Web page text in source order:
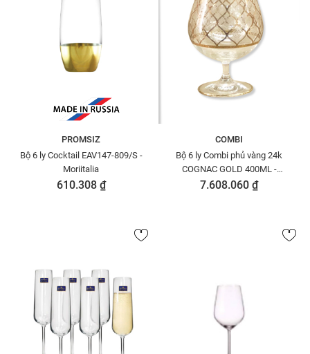
PROMSIZ
Bộ 6 ly Cocktail EAV147-809/S -
Moriitalia
610.308 ₫
COMBI
Bộ 6 ly Combi phủ vàng 24k
COGNAC GOLD 400ML -
G465/Z-60
7.608.060 ₫